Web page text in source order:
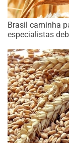
Brasil caminha
especialistas